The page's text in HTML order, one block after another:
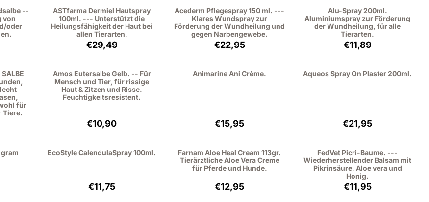
--
von
oder
ohne MwSt.: 14,83
ASTfarma Dermiel Hautspray
100ml. --- Unterstützt die
Heilungsfähigkeit der Haut bei
allen Tierarten.
Preis: 29,49, ohne MwSt.: 24,37
€29,49
Acederm Pflegespray 150 ml. ---
Klares Wundspray zur
Förderung der Wundheilung und
gegen Narbengewebe.
Preis: 22,95, ohne MwSt.: 18,97
€22,95
Alu-Spray 200ml.
Aluminiumspray zur Förderung
der Wundheilung, für alle
Tierarten.
Preis: 11,89, ohne
€11,89
für
Tiere.
ohne MwSt.: 9,88
Amos Eutersalbe Gelb. -- Für
Mensch und Tier, für rissige
Haut & Zitzen und Risse.
Feuchtigkeitsresistent.
Preis: 10,90, ohne MwSt.: 9,01
€10,90
Animarine Ani Crème.
Preis: 15,95, ohne MwSt.: 13,18
€15,95
Aqueos Spray On Plaster 200ml.
Preis: 21,95, ohne
€21,95
gram
ohne MwSt.: 16,12
EcoStyle CalendulaSpray 100ml.
Preis: 11,75, ohne MwSt.: 9,71
€11,75
Farnam Aloe Heal Cream 113gr.
Tierärztliche Aloe Vera Creme
für Pferde und Hunde.
Preis: 12,95, ohne MwSt.: 10,70
€12,95
FedVet Picri-Baume. ---
Wiederherstellender Balsam mit
Pikrinsäure, Aloe vera und
Honig.
Preis: 11,95, ohne
€11,95